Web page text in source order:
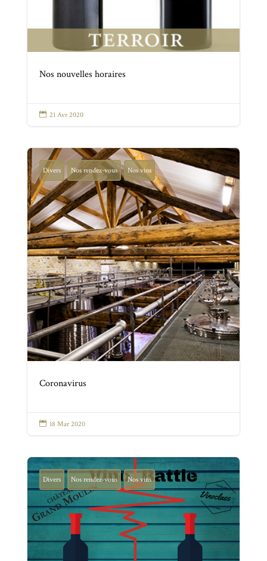
Nos nouvelles horaires
 21 Avr 2020
Divers Nos rendez-vous Nos vins
Coronavirus
 18 Mar 2020
Divers Nos rendez-vous Nos vins